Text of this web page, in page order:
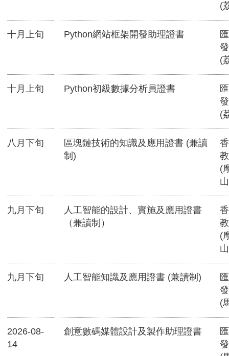
(
十月上旬 Python網站框架開發助理證書
(
十月上旬 Python初級數據分析員證書
(
八月下旬
區塊鏈技術的知識及應用證書 (兼讀
制)
(
九月下旬
人工智能的設計、實施及應用證書
（兼讀制）
(
九月下旬 人工智能知識及應用證書 (兼讀制)
(
2026-08-
14
創意數碼媒體設計及製作助理證書